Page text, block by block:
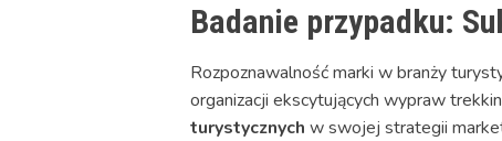
Badanie przypadku:
Rozpoznawalność marki w branży
organizacji ekscytujących wypraw
turystycznych w swojej strategii